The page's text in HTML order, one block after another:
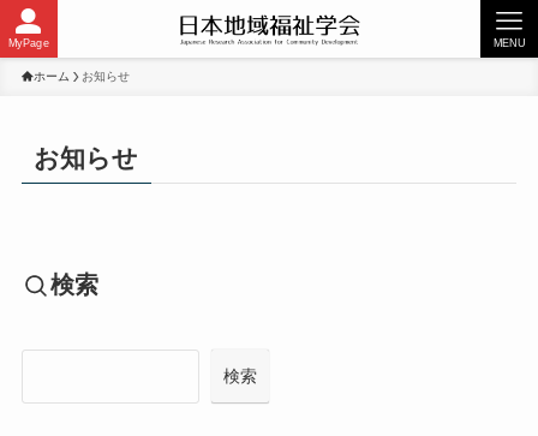
MyPage MENU
ホーム お知らせ
お知らせ
検索
検索